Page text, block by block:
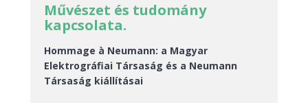
Művészet és tudomány
kapcsolata.
Hommage à Neumann: a Magyar
Elektrográfiai Társaság és a Neumann
Társaság kiállításai